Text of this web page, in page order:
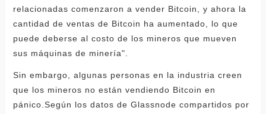
relacionadas comenzaron a vender Bitcoin, y ahora la
cantidad de ventas de Bitcoin ha aumentado, lo que
puede deberse al costo de los mineros que mueven
sus máquinas de minería".
Sin embargo, algunas personas en la industria creen
que los mineros no están vendiendo Bitcoin en
pánico.Según los datos de Glassnode compartidos por